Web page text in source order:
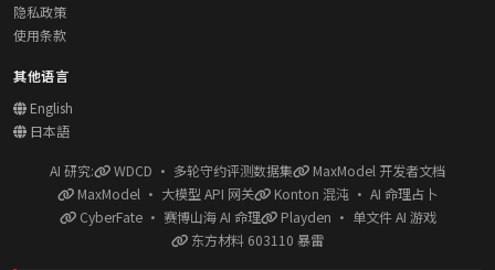
隐私政策
使用条款
其他语言
English
日本語
AI 研究: WDCD · 多轮守约评测数据集
MaxModel 开发者文档
MaxModel · 大模型 API 网关
Konton 混沌 · AI 命理占卜
CyberFate · 赛博山海 AI 命理
Playden · 单文件 AI 游戏
东方材料 603110 暴雷